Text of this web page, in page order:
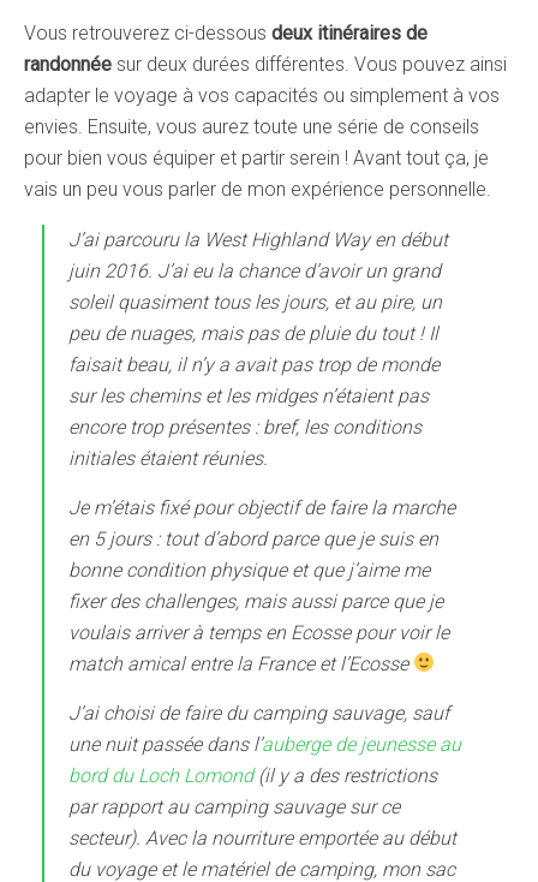
Vous retrouverez ci-dessous deux itinéraires de
randonnée sur deux durées différentes. Vous pouvez ainsi
adapter le voyage à vos capacités ou simplement à vos
envies. Ensuite, vous aurez toute une série de conseils
pour bien vous équiper et partir serein ! Avant tout ça, je
vais un peu vous parler de mon expérience personnelle.
J’ai parcouru la West Highland Way en début
juin 2016. J’ai eu la chance d’avoir un grand
soleil quasiment tous les jours, et au pire, un
peu de nuages, mais pas de pluie du tout ! Il
faisait beau, il n’y a avait pas trop de monde
sur les chemins et les midges n’étaient pas
encore trop présentes : bref, les conditions
initiales étaient réunies.
Je m’étais fixé pour objectif de faire la marche
en 5 jours : tout d’abord parce que je suis en
bonne condition physique et que j’aime me
fixer des challenges, mais aussi parce que je
voulais arriver à temps en Ecosse pour voir le
match amical entre la France et l’Ecosse
J’ai choisi de faire du camping sauvage, sauf
une nuit passée dans l’auberge de jeunesse au
bord du Loch Lomond(il y a des restrictions
par rapport au camping sauvage sur ce
secteur). Avec la nourriture emportée au début
du voyage et le matériel de camping, mon sac